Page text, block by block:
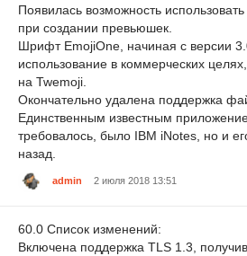
Появилась возможность
при создании превьюшек.
Шрифт EmojiOne, начиная с версии
использование в коммерческих
на Twemoji.
Окончательно удалена поддержка
Единственным известным
требовалось, было IBM iNotes, но и
назад.
admin 2 июля 2018 13:51
60.0 Список изменений:
Включена поддержка TLS 1.3,